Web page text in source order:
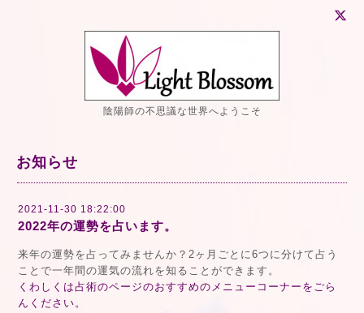
陰陽師の不思議な世界へようこそ
お知らせ
2021-11-30 18:22:00
2022年の運勢を占います。
来年の運勢を占ってみませんか？2ヶ月ごとに6つに分けて占う
ことで一年間の運気の流れを知ることができます。
くわしくは占術のページのおすすめのメニューコーナーをごら
んください。